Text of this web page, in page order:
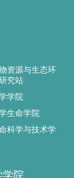
资源与生态环
究站
学院
生命学院
科学与技术学
院